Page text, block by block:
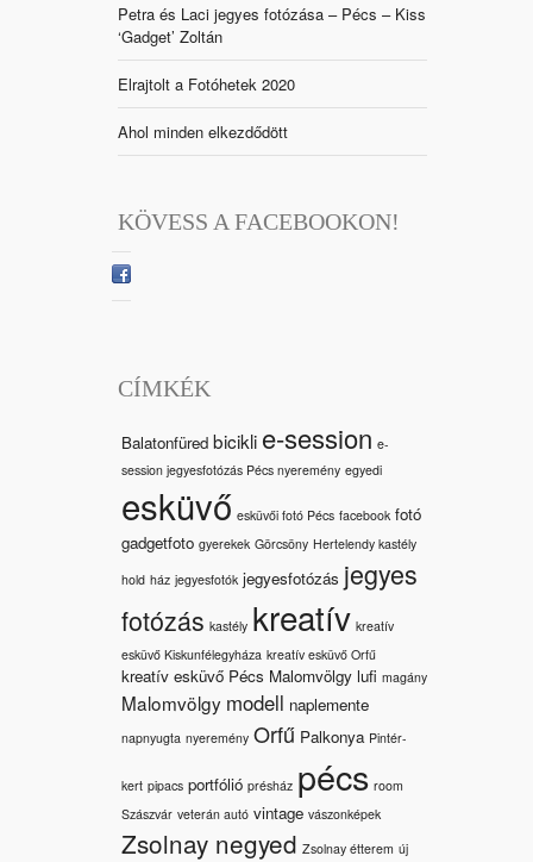
Petra és Laci jegyes fotózása – Pécs – Kiss
‘Gadget’ Zoltán
Elrajtolt a Fotóhetek 2020
Ahol minden elkezdődött
KÖVESS A FACEBOOKON!
CÍMKÉK
Balatonfüred bicikli e-session e-
session jegyesfotózás Pécs nyeremény egyedi
esküvő esküvői fotó Pécs facebook fotó
gadgetfoto gyerekek Görcsöny Hertelendy kastély
hold ház jegyesfotók jegyesfotózás jegyes
fotózás kastély kreatív kreatív
esküvő Kiskunfélegyháza kreatív esküvő Orfű
kreatív esküvő Pécs Malomvölgy lufi magány
Malomvölgy modell naplemente
napnyugta nyeremény Orfű Palkonya Pintér-
kert pipacs portfólió présház pécs room
Szászvár veterán autó vintage vászonképek
Zsolnay negyed Zsolnay étterem új